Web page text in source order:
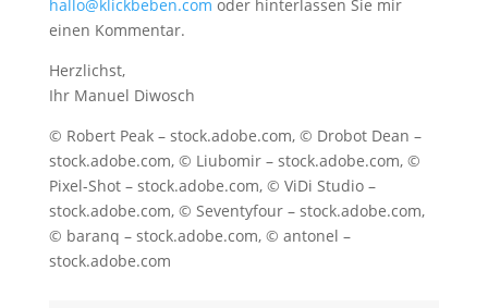
hallo@klickbeben.com oder hinterlassen Sie mir
einen Kommentar.
Herzlichst,
Ihr Manuel Diwosch
© Robert Peak – stock.adobe.com, © Drobot Dean –
stock.adobe.com, © Liubomir – stock.adobe.com, ©
Pixel-Shot – stock.adobe.com, © ViDi Studio –
stock.adobe.com, © Seventyfour – stock.adobe.com,
© baranq – stock.adobe.com, © antonel –
stock.adobe.com